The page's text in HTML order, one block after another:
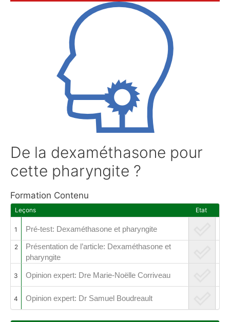
De la dexaméthasone pour
cette pharyngite ?
Formation Contenu
Leçons Etat
1 Pré-test: Dexaméthasone et pharyngite
2
Présentation de l’article: Dexaméthasone et
pharyngite
3 Opinion expert: Dre Marie-Noëlle Corriveau
4 Opinion expert: Dr Samuel Boudreault